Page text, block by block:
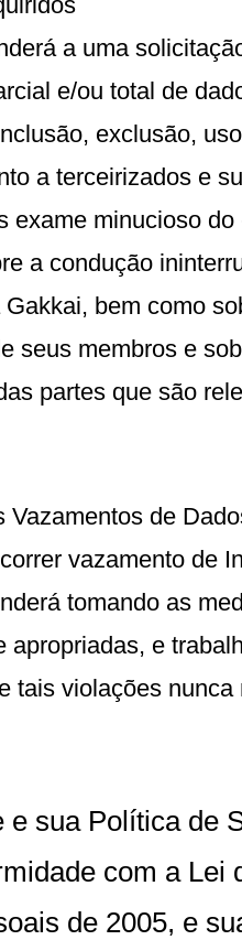
a uma
e/ou total de
exclusão,
a terceirizados e
exame minucioso do
a condução
bem como
seus membros e
partes que são
Vazamentos de
vazamento de
tomando as
apropriadas, e
tais violações nunca
e sua Política de
com a Lei
de 2005, e